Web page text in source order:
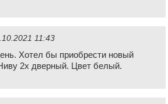
11:43
Хотел бы приобрести новый
2х дверный. Цвет белый.